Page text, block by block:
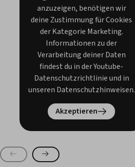
anzuzeigen, benötigen wir
deine Zustimmung für Cookies
der Kategorie Marketing.
Informationen zu der
Verarbeitung deiner Daten
findest du in der Youtube-
Datenschutzrichtlinie und in
unseren Datenschutzhinweisen.
Akzeptieren